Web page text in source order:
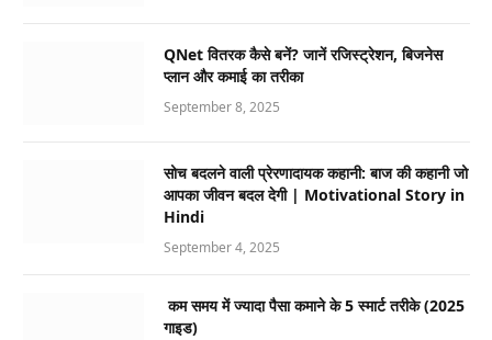
QNet वितरक कैसे बनें? जानें रजिस्ट्रेशन, बिजनेस
प्लान और कमाई का तरीका
September 8, 2025
सोच बदलने वाली प्रेरणादायक कहानी: बाज की कहानी जो
आपका जीवन बदल देगी | Motivational Story in
Hindi
September 4, 2025
कम समय में ज्यादा पैसा कमाने के 5 स्मार्ट तरीके (2025
गाइड)